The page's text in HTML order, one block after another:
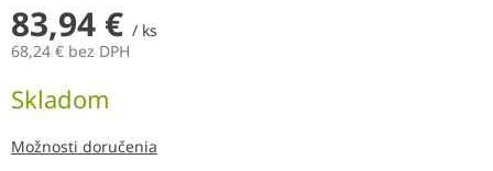
83,94 € / ks
68,24 € bez DPH
cena:
Skladom
Možnosti doručenia